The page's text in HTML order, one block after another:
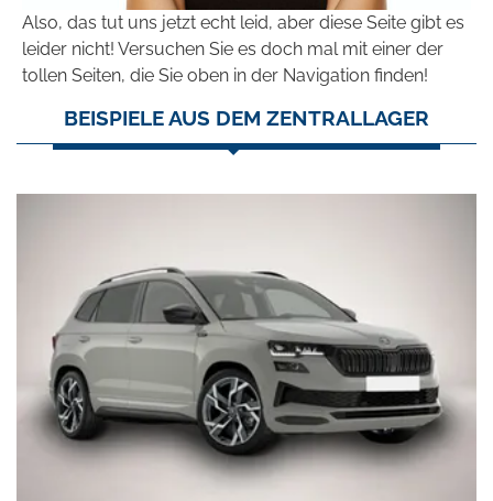
Also, das tut uns jetzt echt leid, aber diese Seite gibt es
leider nicht! Versuchen Sie es doch mal mit einer der
tollen Seiten, die Sie oben in der Navigation finden!
BEISPIELE AUS DEM ZENTRALLAGER